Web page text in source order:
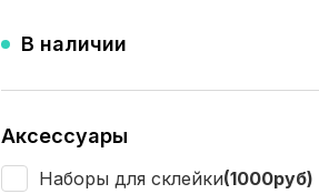
В наличии
Аксессуары
Наборы для склейки(1000руб)